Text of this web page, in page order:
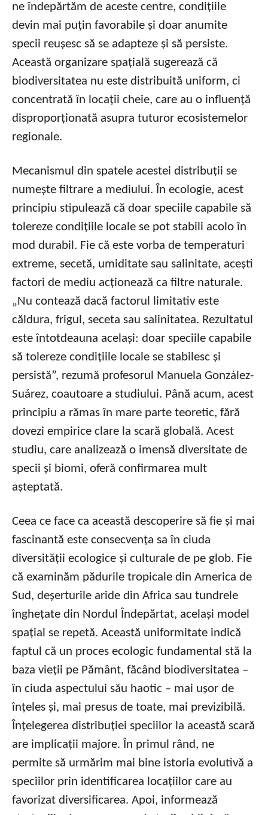
ne îndepărtăm de aceste centre, condițiile
devin mai puțin favorabile și doar anumite
specii reușesc să se adapteze și să persiste.
Această organizare spațială sugerează că
biodiversitatea nu este distribuită uniform, ci
concentrată în locații cheie, care au o influență
disproporționată asupra tuturor ecosistemelor
regionale.
Mecanismul din spatele acestei distribuții se
numește filtrare a mediului. În ecologie, acest
principiu stipulează că doar speciile capabile să
tolereze condițiile locale se pot stabili acolo în
mod durabil. Fie că este vorba de temperaturi
extreme, secetă, umiditate sau salinitate, acești
factori de mediu acționează ca filtre naturale.
„Nu contează dacă factorul limitativ este
căldura, frigul, seceta sau salinitatea. Rezultatul
este întotdeauna același: doar speciile capabile
să tolereze condițiile locale se stabilesc și
persistă”, rezumă profesorul Manuela González-
Suárez, coautoare a studiului. Până acum, acest
principiu a rămas în mare parte teoretic, fără
dovezi empirice clare la scară globală. Acest
studiu, care analizează o imensă diversitate de
specii și biomi, oferă confirmarea mult
așteptată.
Ceea ce face ca această descoperire să fie și mai
fascinantă este consecvența sa în ciuda
diversității ecologice și culturale de pe glob. Fie
că examinăm pădurile tropicale din America de
Sud, deșerturile aride din Africa sau tundrele
înghețate din Nordul Îndepărtat, același model
spațial se repetă. Această uniformitate indică
faptul că un proces ecologic fundamental stă la
baza vieții pe Pământ, făcând biodiversitatea –
în ciuda aspectului său haotic – mai ușor de
înțeles și, mai presus de toate, mai previzibilă.
Înțelegerea distribuției speciilor la această scară
are implicații majore. În primul rând, ne
permite să urmărim mai bine istoria evolutivă a
speciilor prin identificarea locațiilor care au
favorizat diversificarea. Apoi, informează